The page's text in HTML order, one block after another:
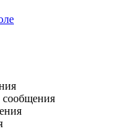
сообщения